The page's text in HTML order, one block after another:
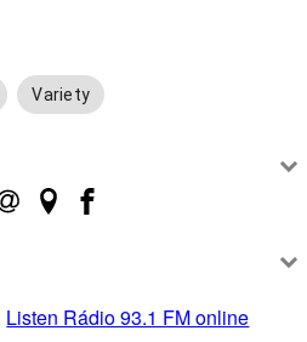
Variety
Listen Rádio 93.1 FM online